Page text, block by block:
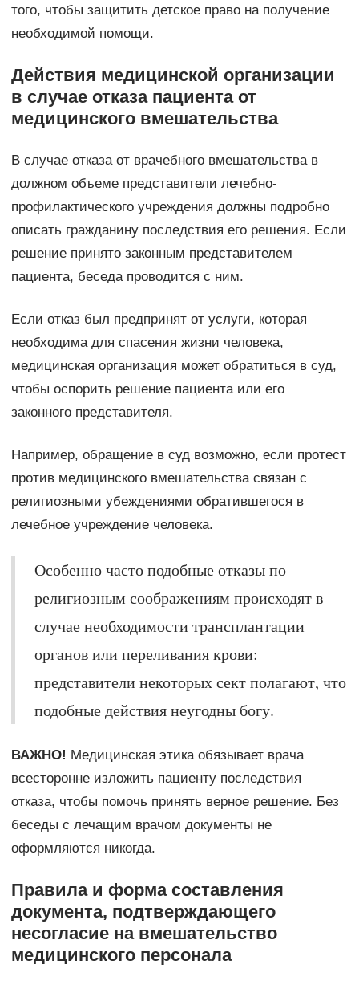
того, чтобы защитить детское право на получение
необходимой помощи.
Действия медицинской организации
в случае отказа пациента от
медицинского вмешательства
В случае отказа от врачебного вмешательства в
должном объеме представители лечебно-
профилактического учреждения должны подробно
описать гражданину последствия его решения. Если
решение принято законным представителем
пациента, беседа проводится с ним.
Если отказ был предпринят от услуги, которая
необходима для спасения жизни человека,
медицинская организация может обратиться в суд,
чтобы оспорить решение пациента или его
законного представителя.
Например, обращение в суд возможно, если протест
против медицинского вмешательства связан с
религиозными убеждениями обратившегося в
лечебное учреждение человека.
Особенно часто подобные отказы по
религиозным соображениям происходят в
случае необходимости трансплантации
органов или переливания крови:
представители некоторых сект полагают, что
подобные действия неугодны богу.
ВАЖНО! Медицинская этика обязывает врача
всесторонне изложить пациенту последствия
отказа, чтобы помочь принять верное решение. Без
беседы с лечащим врачом документы не
оформляются никогда.
Правила и форма составления
документа, подтверждающего
несогласие на вмешательство
медицинского персонала